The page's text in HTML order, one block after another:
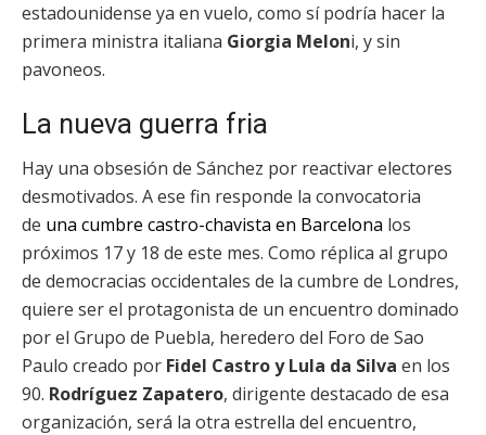
estadounidense ya en vuelo, como sí podría hacer la
primera ministra italiana Giorgia Meloni, y sin
pavoneos.
La nueva guerra fria
Hay una obsesión de Sánchez por reactivar electores
desmotivados. A ese fin responde la convocatoria
de una cumbre castro-chavista en Barcelona los
próximos 17 y 18 de este mes. Como réplica al grupo
de democracias occidentales de la cumbre de Londres,
quiere ser el protagonista de un encuentro dominado
por el Grupo de Puebla, heredero del Foro de Sao
Paulo creado por Fidel Castro y Lula da Silva en los
90. Rodríguez Zapatero, dirigente destacado de esa
organización, será la otra estrella del encuentro,